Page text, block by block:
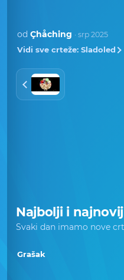
od Çhåching · srp 2025
Vidi sve crteže: Sladoled
Najbolji i
Svaki dan imamo nove
Grašak